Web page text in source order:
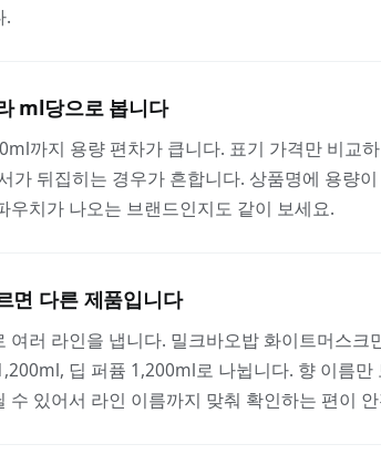
.
ml당으로 봅니다
까지 용량 편차가 큽니다. 표기 가격만 비교
가 뒤집히는 경우가 흔합니다. 상품명에 용량
우치가 나오는 브랜드인지도 같이 보세요.
면 다른 제품입니다
여러 라인을 냅니다. 밀크바오밥 화이트머스크
딥 퍼퓸 1,200ml로 나뉩니다. 향 이름만
수 있어서 라인 이름까지 맞춰 확인하는 편이